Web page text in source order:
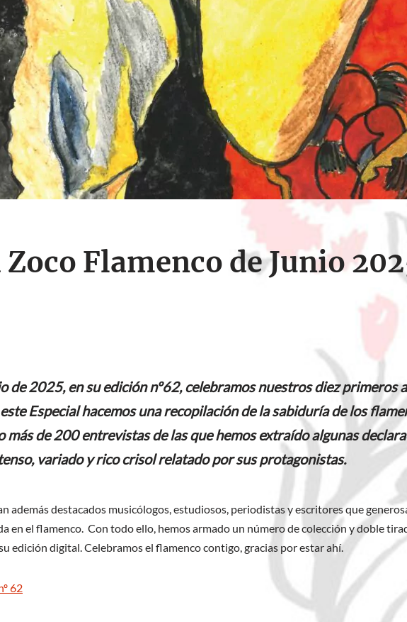
Flamenco de Junio
de 2025, en su edición nº62, celebramos nuestros diez primeros
Especial hacemos una recopilación de la sabiduría de los
más de 200 entrevistas de las que hemos extraído algunas
variado y rico crisol relatado por sus protagonistas.
además destacados musicólogos, estudiosos, periodistas y escritores que
en el flamenco. Con todo ello, hemos armado un número de colección y doble
edición digital. Celebramos el flamenco contigo, gracias por estar ahí.
62